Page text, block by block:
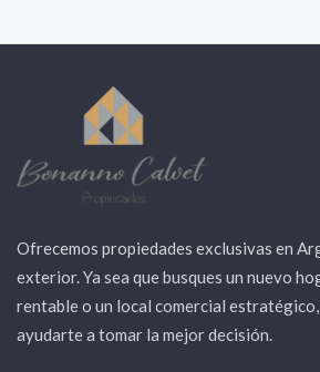
Ofrecemos propiedades exclusivas en
exterior. Ya sea que busques un nuevo
rentable o un local comercial
ayudarte a tomar la mejor decisión.